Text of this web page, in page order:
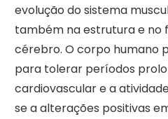
evolução do sistema
também na estrutura e no
cérebro. O corpo humano
para tolerar períodos
cardiovascular e a
se a alterações positivas